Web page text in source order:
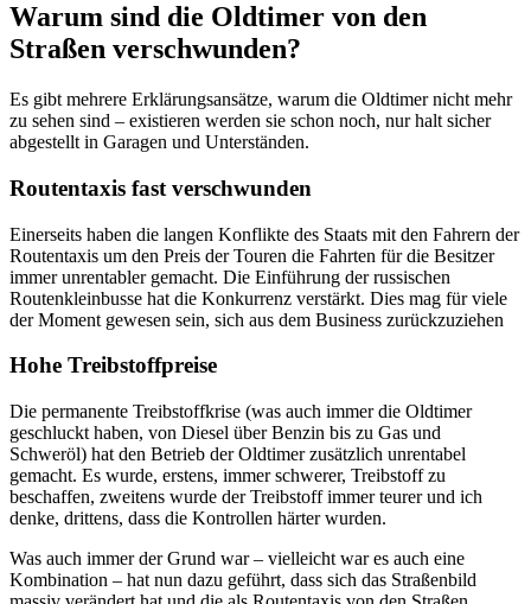
Warum sind die Oldtimer von den
Straßen verschwunden?
Es gibt mehrere Erklärungsansätze, warum die Oldtimer nicht mehr
zu sehen sind – existieren werden sie schon noch, nur halt sicher
abgestellt in Garagen und Unterständen.
Routentaxis fast verschwunden
Einerseits haben die langen Konflikte des Staats mit den Fahrern der
Routentaxis um den Preis der Touren die Fahrten für die Besitzer
immer unrentabler gemacht. Die Einführung der russischen
Routenkleinbusse hat die Konkurrenz verstärkt. Dies mag für viele
der Moment gewesen sein, sich aus dem Business zurückzuziehen
Hohe Treibstoffpreise
Die permanente Treibstoffkrise (was auch immer die Oldtimer
geschluckt haben, von Diesel über Benzin bis zu Gas und
Schweröl) hat den Betrieb der Oldtimer zusätzlich unrentabel
gemacht. Es wurde, erstens, immer schwerer, Treibstoff zu
beschaffen, zweitens wurde der Treibstoff immer teurer und ich
denke, drittens, dass die Kontrollen härter wurden.
Was auch immer der Grund war – vielleicht war es auch eine
Kombination – hat nun dazu geführt, dass sich das Straßenbild